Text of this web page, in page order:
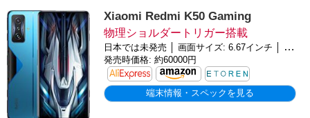
Xiaomi Redmi K50 Gaming
物理ショルダートリガー搭載
日本では未発売 │ 画面サイズ: 6.67インチ │ バッテリー: 4,700mAh │ OS: Android 12
発売時価格: 約60000円
端末情報・スペックを見る